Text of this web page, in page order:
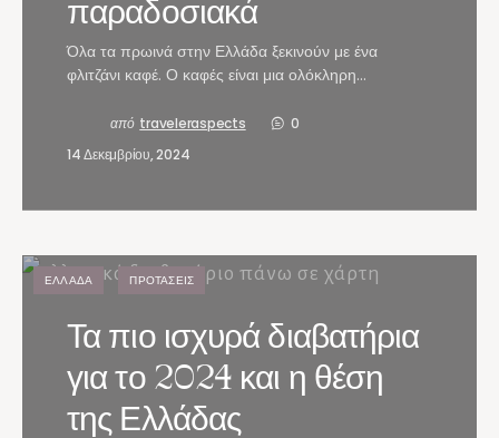
παραδοσιακά
Όλα τα πρωινά στην Ελλάδα ξεκινούν με ένα
φλιτζάνι καφέ. Ο καφές είναι μια ολόκληρη…
από traveleraspects
0
14 Δεκεμβρίου, 2024
ΕΛΛΆΔΑ ΠΡΟΤΆΣΕΙΣ
Τα πιο ισχυρά διαβατήρια
για το 2024 και η θέση
της Ελλάδας